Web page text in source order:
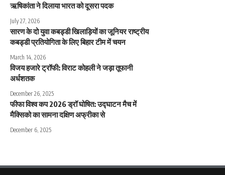
ऋषिकांता ने दिलाया भारत को दूसरा पदक
July 27, 2026
सारण के दो युवा कबड्डी खिलाड़ियों का जूनियर राष्ट्रीय
कबड्डी प्रतियोगिता के लिए बिहार टीम में चयन
March 14, 2026
विजय हजारे ट्रॉफी: विराट कोहली ने जड़ा तूफानी
अर्धशतक
December 26, 2025
फीफा विश्व कप 2026 ड्रॉ घोषित: उद्घाटन मैच में
मैक्सिको का सामना दक्षिण अफ्रीका से
December 6, 2025